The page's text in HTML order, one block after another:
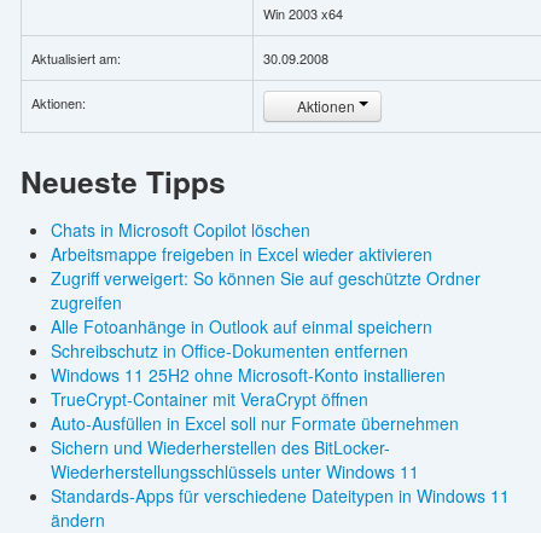
Win 2003 x64
Aktualisiert am: 30.09.2008
Aktionen: Aktionen
Neueste Tipps
Chats in Microsoft Copilot löschen
Arbeitsmappe freigeben in Excel wieder aktivieren
Zugriff verweigert: So können Sie auf geschützte Ordner
zugreifen
Alle Fotoanhänge in Outlook auf einmal speichern
Schreibschutz in Office-Dokumenten entfernen
Windows 11 25H2 ohne Microsoft-Konto installieren
TrueCrypt-Container mit VeraCrypt öffnen
Auto-Ausfüllen in Excel soll nur Formate übernehmen
Sichern und Wiederherstellen des BitLocker-
Wiederherstellungsschlüssels unter Windows 11
Standards-Apps für verschiedene Dateitypen in Windows 11
ändern